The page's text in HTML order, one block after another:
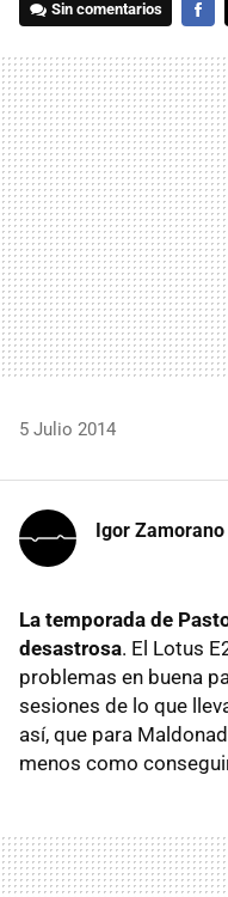
Sin comentarios
5 Julio 2014
Igor Zamorano
La temporada de
desastrosa. El Lotus
problemas en buena
sesiones de lo que
así, que para
menos como